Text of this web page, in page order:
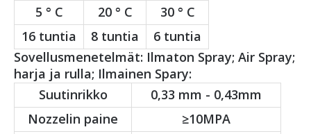
5 ° C
20 ° C
30 ° C
16 tuntia
8 tuntia
6 tuntia
Sovellusmenetelmät: Ilmaton Spray; Air Spray;
harja ja rulla; Ilmainen Spary:
Suutinrikko
0,33 mm - 0,43mm
Nozzelin paine
≥10MPA